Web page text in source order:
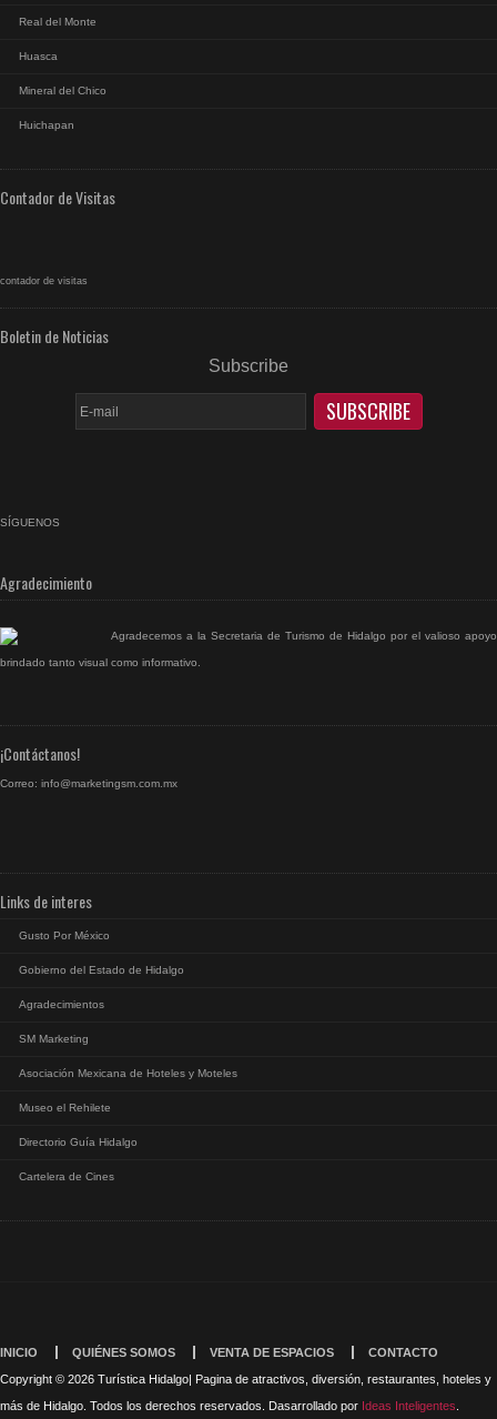
Real del Monte
Huasca
Mineral del Chico
Huichapan
Contador de Visitas
contador de visitas
Boletin de Noticias
Subscribe
SÍGUENOS
Agradecimiento
Agradecemos a la Secretaria de Turismo de Hidalgo por el valioso apoyo
brindado tanto visual como informativo.
¡Contáctanos!
Correo: info@marketingsm.com.mx
Links de interes
Gusto Por México
Gobierno del Estado de Hidalgo
Agradecimientos
SM Marketing
Asociación Mexicana de Hoteles y Moteles
Museo el Rehilete
Directorio Guía Hidalgo
Cartelera de Cines
INICIO QUIÉNES SOMOS VENTA DE ESPACIOS
CONTACTO
Copyright © 2026 Turística Hidalgo| Pagina de atractivos, diversión, restaurantes, hoteles y
más de Hidalgo. Todos los derechos reservados. Dasarrollado por Ideas Inteligentes